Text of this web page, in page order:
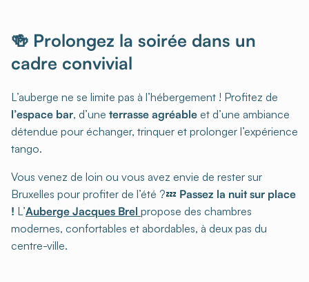
🍻 Prolongez la soirée dans un
cadre convivial
L’auberge ne se limite pas à l’hébergement ! Profitez de
l’espace bar, d’une terrasse agréable et d’une ambiance
détendue pour échanger, trinquer et prolonger l’expérience
tango.
Vous venez de loin ou vous avez envie de rester sur
Bruxelles pour profiter de l’été ?💤 Passez la nuit sur place
! L’Auberge Jacques Brel propose des chambres
modernes, confortables et abordables, à deux pas du
centre-ville.